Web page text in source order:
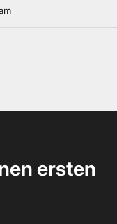
ersten